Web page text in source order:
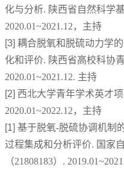
化与分析. 陕西省自然科学
2020.01~2021.12，主持
[3] 耦合脱氧和脱硫动力学
化和评价. 陕西省高校科协
2020.01~2021.12. 主持
[2] 西北大学青年学术英才项
2020.01~2022.12，主持
[1] 基于脱氧-脱硫协调机制
过程集成和分析评价. 国家
（21808183）.